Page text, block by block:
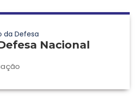
da Defesa
Nacional